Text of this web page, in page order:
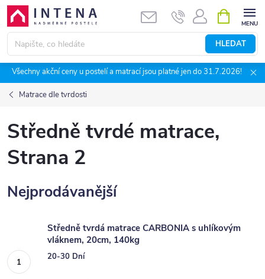
Přejít
obsah
HLEDAT
NÁKUPNÍ
KOŠÍK
Všechny akční ceny u postelí a matrací jsou platné jen do 31.7.2026!
Matrace dle tvrdosti
Středně tvrdé matrace,
Strana 2
Nejprodávanější
Středně tvrdá matrace CARBONIA s uhlíkovým
vláknem, 20cm, 140kg
20-30 Dní